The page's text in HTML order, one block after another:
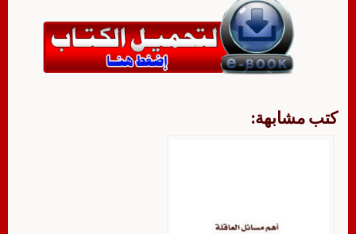
كتب مشابهة: